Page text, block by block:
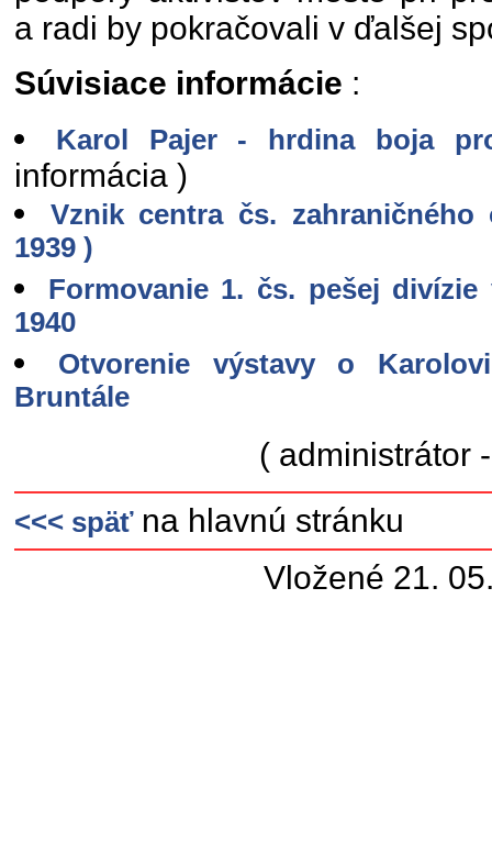
a radi by pokračovali v ďalšej
Súvisiace informácie :
Karol Pajer - hrdina boja
informácia )
Vznik centra čs.
1939 )
Formovanie 1. čs. pešej
1940
Otvorenie výstavy o
Bruntále
( administrátor
<<< späťna hlavnú stránku
Vložené 21.